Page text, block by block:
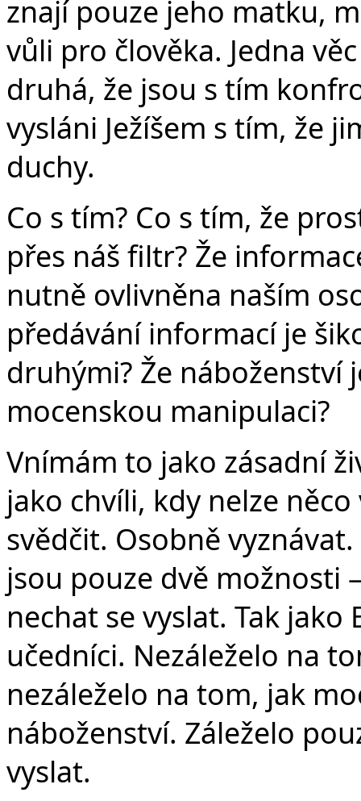
znají pouze jeho matku,
vůli pro člověka. Jedna
druhá, že jsou s tím
vysláni Ježíšem s tím, že
duchy.
Co s tím? Co s tím, že
přes náš filtr? Že
nutně ovlivněna naším
předávání informací je
druhými? Že náboženství
mocenskou manipulaci?
Vnímám to jako zásadní
jako chvíli, kdy nelze
svědčit. Osobně
jsou pouze dvě možnosti
nechat se vyslat. Tak jako
učedníci. Nezáleželo na
nezáleželo na tom, jak
náboženství. Záleželo
vyslat.